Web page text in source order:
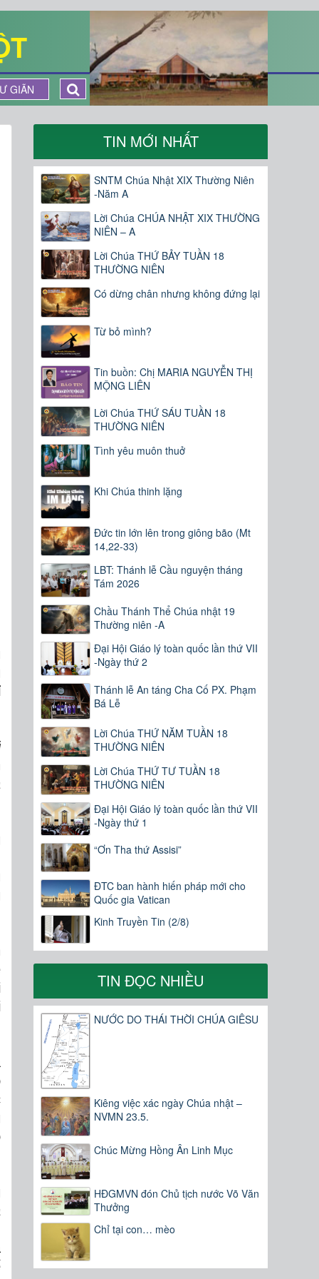
GIÃN
TIN MỚI NHẤT
SNTM Chúa Nhật XIX Thường Niên
-Năm A
Lời Chúa CHÚA NHẬT XIX THƯỜNG
NIÊN – A
Lời Chúa THỨ BẢY TUẦN 18
THƯỜNG NIÊN
Có dừng chân nhưng không đứng lại
Từ bỏ mình?
Tin buồn: Chị MARIA NGUYỄN THỊ
MỘNG LIÊN
Lời Chúa THỨ SÁU TUẦN 18
THƯỜNG NIÊN
Tình yêu muôn thuở
Khi Chúa thinh lặng
Đức tin lớn lên trong giông bão (Mt
14,22-33)
LBT: Thánh lễ Cầu nguyện tháng
Tám 2026
Chầu Thánh Thể Chúa nhật 19
Thường niên -A
Đại Hội Giáo lý toàn quốc lần thứ VII
-Ngày thứ 2
Thánh lễ An táng Cha Cố PX. Phạm
Bá Lễ
Lời Chúa THỨ NĂM TUẦN 18
THƯỜNG NIÊN
Lời Chúa THỨ TƯ TUẦN 18
THƯỜNG NIÊN
Đại Hội Giáo lý toàn quốc lần thứ VII
-Ngày thứ 1
“Ơn Tha thứ Assisi”
ĐTC ban hành hiến pháp mới cho
Quốc gia Vatican
Kinh Truyền Tin (2/8)
TIN ĐỌC NHIỀU
NƯỚC DO THÁI THỜI CHÚA GIÊSU
Kiêng việc xác ngày Chúa nhật –
NVMN 23.5.
Chúc Mừng Hồng Ân Linh Mục
HĐGMVN đón Chủ tịch nước Võ Văn
Thưởng
Chỉ tại con… mèo